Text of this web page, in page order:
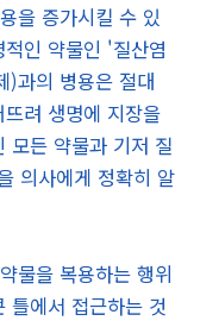
을 증가시킬 수 있
인 약물인 '질산염
과의 병용은 절대
려 생명에 지장을
모든 약물과 기저 질
의사에게 정확히 알
물을 복용하는 행위
에서 접근하는 것